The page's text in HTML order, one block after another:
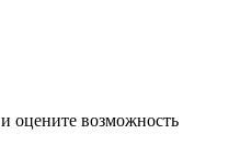
и оцените возможность